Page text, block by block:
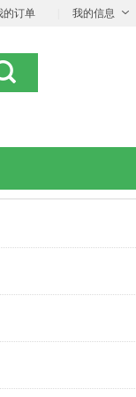
的订单 我的信息